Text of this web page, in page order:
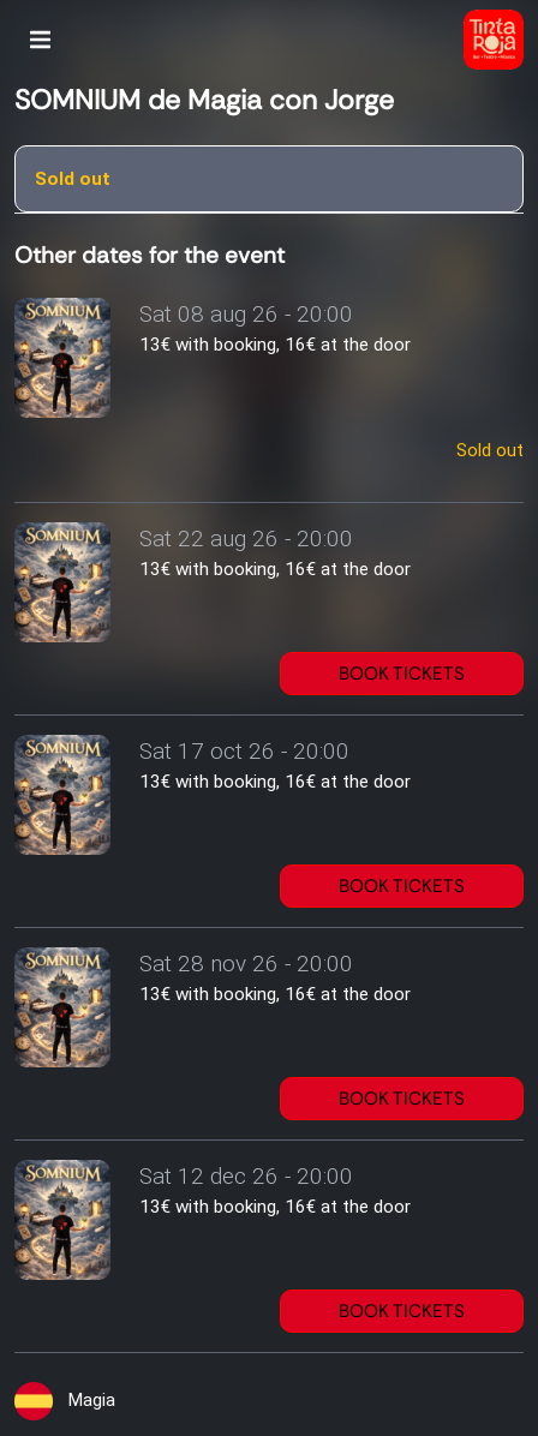
SOMNIUM de Magia con Jorge
Sold out
Other dates for the event
Sat 08 aug 26 - 20:00
13€ with booking, 16€ at the door
Sold out
Sat 22 aug 26 - 20:00
13€ with booking, 16€ at the door
BOOK TICKETS
Sat 17 oct 26 - 20:00
13€ with booking, 16€ at the door
BOOK TICKETS
Sat 28 nov 26 - 20:00
13€ with booking, 16€ at the door
BOOK TICKETS
Sat 12 dec 26 - 20:00
13€ with booking, 16€ at the door
BOOK TICKETS
Magia